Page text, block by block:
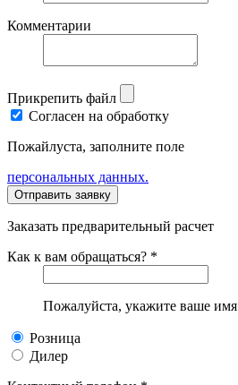
Комментарии
Прикрепить файл
Согласен на обработку
Пожайлуста, заполните поле
персональных данных.
Заказать предварительный расчет
Как к вам обращаться? *
Пожалуйста, укажите ваше имя
Розница
Дилер